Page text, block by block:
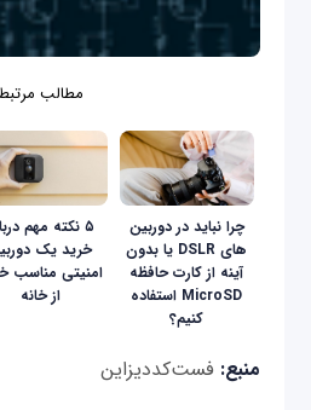
مطالب
چرا نباید در دوربین
های DSLR یا بدون
آینه از کارت حافظه
MicroSD استفاده
کنیم؟
۵ نکته مهم
خرید یک
امنیتی مناسب
از خانه
منبع:فست‌کد‌دیزاین